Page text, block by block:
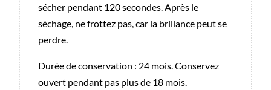
sécher pendant 120 secondes. Après le
séchage, ne frottez pas, car la brillance peut se
perdre.
Durée de conservation : 24 mois. Conservez
ouvert pendant pas plus de 18 mois.